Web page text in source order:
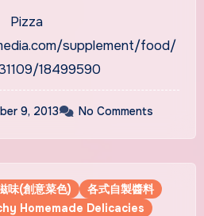
Pizza
supplement/food/
18499590
9, 2013 No Comments
味(創意菜色)
各式自製醬料
Homemade Delicacies